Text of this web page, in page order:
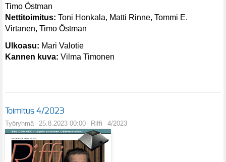
Timo Östman
Nettitoimitus: Toni Honkala, Matti Rinne, Tommi E.
Virtanen, Timo Östman
Ulkoasu: Mari Valotie
Kannen kuva: Vilma Timonen
Toimitus 4/2023
Työryhmä 25.8.2023 00:00 Riffi 4/2023